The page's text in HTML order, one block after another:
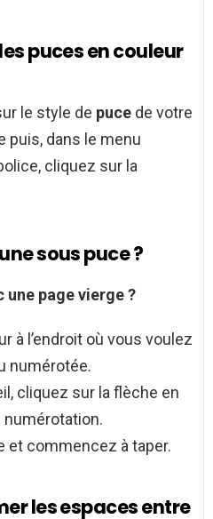
puces en couleur
le style de puce de votre
puis, dans le menu
cliquez sur la
sous puce ?
page vierge ?
à l’endroit où vous voulez
numérotée.
cliquez sur la flèche en
numérotation.
et commencez à taper.
les espaces entre